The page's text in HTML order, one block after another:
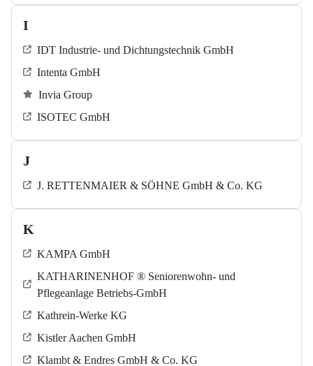
I
IDT Industrie- und Dichtungstechnik GmbH
Intenta GmbH
Invia Group
ISOTEC GmbH
J
J. RETTENMAIER & SÖHNE GmbH & Co. KG
K
KAMPA GmbH
KATHARINENHOF ® Seniorenwohn- und
Pflegeanlage Betriebs-GmbH
Kathrein-Werke KG
Kistler Aachen GmbH
Klambt & Endres GmbH & Co. KG